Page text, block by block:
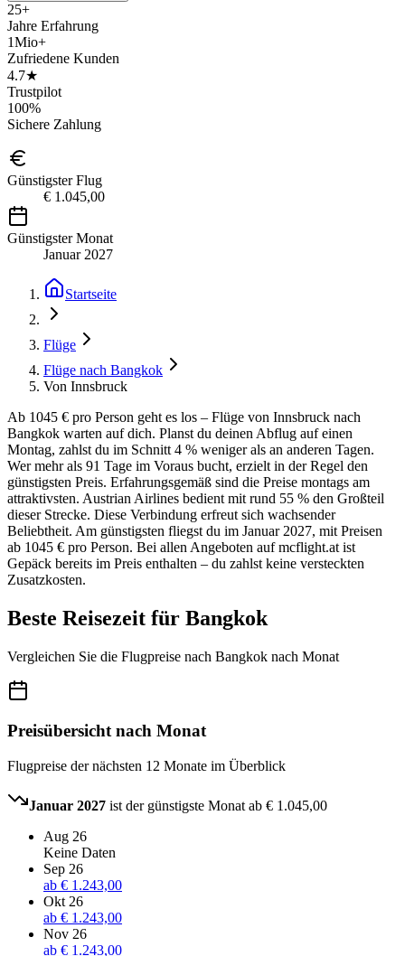
25+
Jahre Erfahrung
1Mio+
Zufriedene Kunden
4.7★
Trustpilot
100%
Sichere Zahlung
Günstigster Flug
€ 1.045,00
Günstigster Monat
Januar 2027
Startseite
Flüge
Flüge nach Bangkok
Von Innsbruck
Ab 1045 € pro Person geht es los – Flüge von Innsbruck nach
Bangkok warten auf dich. Planst du deinen Abflug auf einen
Montag, zahlst du im Schnitt 4 % weniger als an anderen Tagen.
Wer mehr als 91 Tage im Voraus bucht, erzielt in der Regel den
günstigsten Preis. Erfahrungsgemäß sind die Preise montags am
attraktivsten. Austrian Airlines bedient mit rund 55 % den Großteil
dieser Strecke. Diese Verbindung erfreut sich wachsender
Beliebtheit. Am günstigsten fliegst du im Januar 2027, mit Preisen
ab 1045 € pro Person. Bei allen Angeboten auf mcflight.at ist
Gepäck bereits im Preis enthalten – du zahlst keine versteckten
Zusatzkosten.
Beste Reisezeit für Bangkok
Vergleichen Sie die Flugpreise nach Bangkok nach Monat
Preisübersicht nach Monat
Flugpreise der nächsten 12 Monate im Überblick
Januar 2027 ist der günstigste Monat ab € 1.045,00
Aug 26
Keine Daten
Sep 26
ab € 1.243,00
Okt 26
ab € 1.243,00
Nov 26
ab € 1.243,00